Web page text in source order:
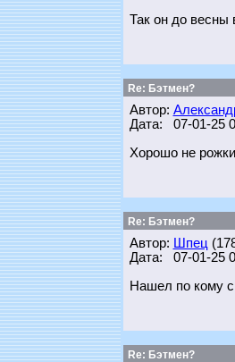
Так он до весны
Re: Бэтмен?
Автор:
Дата: 07-01-25
Хорошо не
Re: Бэтмен?
Автор: Шпец
Дата: 07-01-25
Нашел по кому
Re: Бэтмен?